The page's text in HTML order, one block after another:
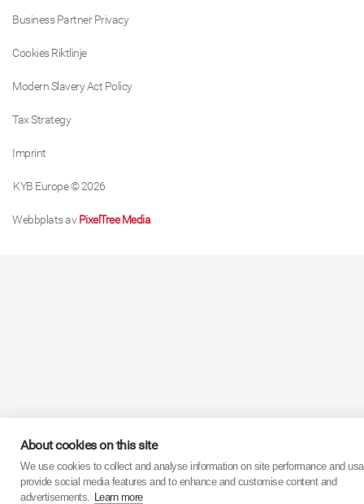
Business Partner Privacy
Cookies Riktlinje
Modern Slavery Act Policy
Tax Strategy
Imprint
KYB Europe © 2026
Webbplats avPixelTree Media
About cookies on this site
We use cookies to collect and analyse information on site performance and
provide social media features and to enhance and customise content and
advertisements. Learn more